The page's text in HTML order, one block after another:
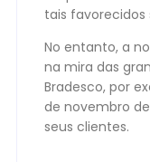
tais favorecidos
No entanto, a
na mira das
Bradesco, por
de novembro
seus clientes.